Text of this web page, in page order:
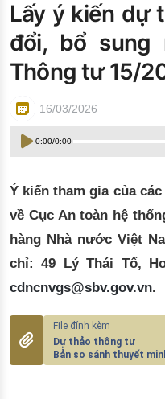
Đào tạo ISO
Lấy ý kiến dự
đổi, bổ sung
Thông tư 15/
16/03/2026
0:00/0:00
Ý kiến tham gia của
về Cục An toàn hệ
hàng Nhà nước Việt
chỉ: 49 Lý Thái Tổ,
cdncnvgs@sbv.gov.vn.
Dự thảo thông tư
Bản so sánh thuyết